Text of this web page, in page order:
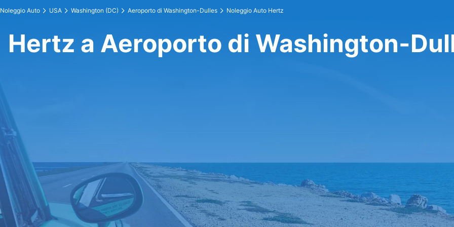
Noleggio Auto USA Washington (DC) Aeroporto di Washington-Dulles Noleggio Auto Hertz
Hertz a Aeroporto di Washington-